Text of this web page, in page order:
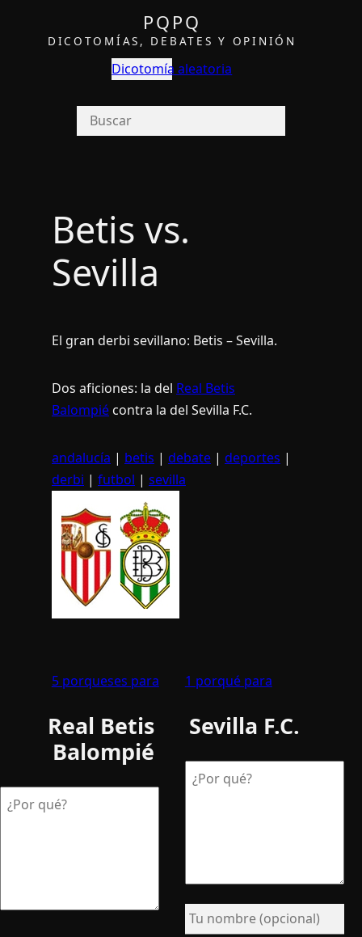
PQPQ
DICOTOMÍAS, DEBATES Y OPINIÓN
Dicotomía aleatoria
Betis vs.
Sevilla
El gran derbi sevillano: Betis – Sevilla.
Dos aficiones: la del Real Betis
Balompié contra la del Sevilla F.C.
andalucí­a | betis | debate | deportes |
derbi | futbol | sevilla
5 porqueses para
Real Betis
Balompié
1 porqué para
Sevilla F.C.